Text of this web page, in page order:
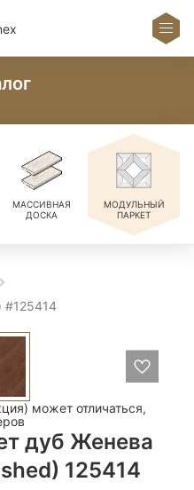
МАССИВНАЯ
ДОСКА
МОДУЛЬНЫЙ
ПАРКЕТ
#125414
может отличаться,
дуб Женева
125414